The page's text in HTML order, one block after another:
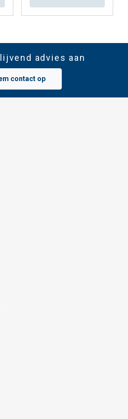
advies aan
contact op